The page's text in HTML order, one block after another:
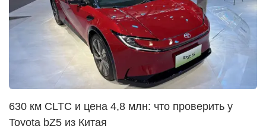
630 км CLTC и цена 4,8 млн: что проверить у
Toyota bZ5 из Китая